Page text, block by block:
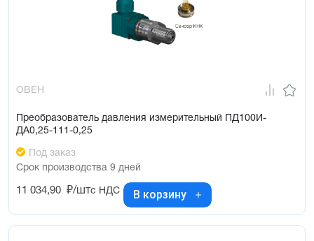
ОВЕН
Преобразователь давления измерительный ПД100И-
ДА0,25-111-0,25
Под заказ
Срок производства 9 дней
11 034,90 ₽/штс НДС В корзину